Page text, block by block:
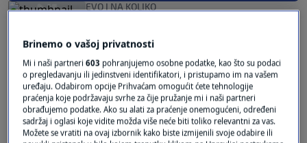
EVO I NA KOLIKO
EKONOMIJA|14. svi.
Nova naredba o sprječavanju slinavke!
Dva bivša granična prijelaza postala su
kontrolne točke
VIJESTI| 15. tra. | 0
Brinemo o vašoj privatnosti
Mi i naši partneri603 pohranjujemo osobne podatke, kao što su podaci
o pregledavanju ili jedinstveni identifikatori, i pristupamo im na vašem
uređaju. Odabirom opcije Prihvaćam omogućit ćete tehnologije
praćenja koje podržavaju svrhe za čije pružanje mi i naši partneri
obrađujemo podatke. Ako su alati za praćenje onemogućeni, određeni
sadržaj i oglasi koje vidite možda više neće biti toliko relevantni za vas.
Možete se vratiti na ovaj izbornik kako biste izmijenili svoje odabire ili